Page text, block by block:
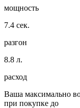
мощность
7.4 сек.
разгон
8.8 л.
расход
Ваша максимально
при покупке до